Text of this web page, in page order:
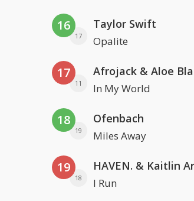
16
17
Taylor Swift
Opalite
17
11
Afrojack & Aloe
In My World
18
19
Ofenbach
Miles Away
19
18
HAVEN. & Kaitlin
I Run